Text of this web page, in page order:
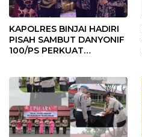
KAPOLRES BINJAI HADIRI
PISAH SAMBUT DANYONIF
100/PS PERKUAT